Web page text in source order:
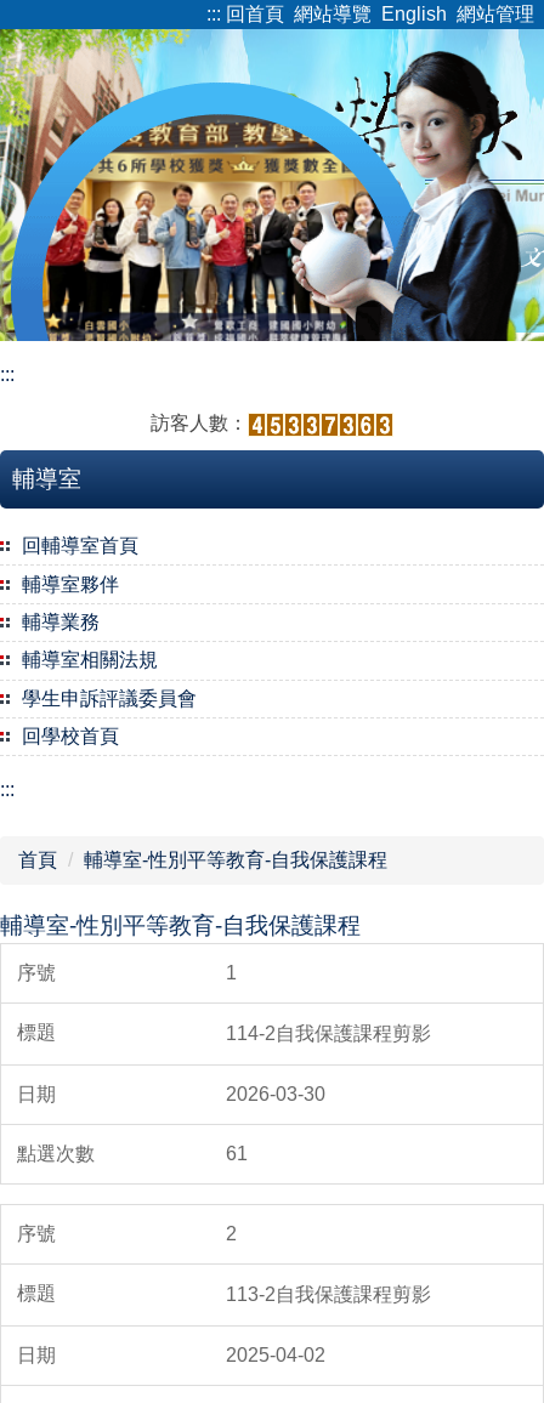
到
主
要
內
容
區
::: 回首頁 網站導覽 English 網站管理
:::
訪客人數：
輔導室
回輔導室首頁
輔導室夥伴
輔導業務
輔導室相關法規
學生申訴評議委員會
回學校首頁
:::
首頁 輔導室-性別平等教育-自我保護課程
輔導室-性別平等教育-自我保護課程
1
114-2自我保護課程剪影
2026-03-30
61
2
113-2自我保護課程剪影
2025-04-02